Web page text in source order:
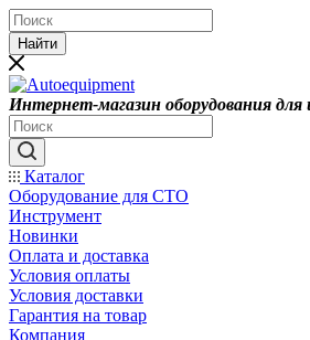
Найти
Интернет-магазин оборудования
Каталог
Оборудование для СТО
Инструмент
Новинки
Оплата и доставка
Условия оплаты
Условия доставки
Гарантия на товар
Компания